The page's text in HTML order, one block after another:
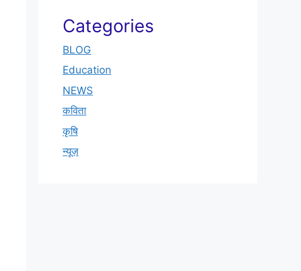
Categories
BLOG
Education
NEWS
कविता
कृषि
न्यूज़